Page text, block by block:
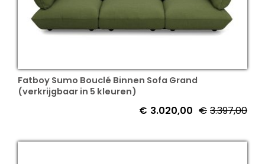
Fatboy Sumo Bouclé Binnen Sofa Grand
(verkrijgbaar in 5 kleuren)
€ 3.397,00
€ 3.020,00